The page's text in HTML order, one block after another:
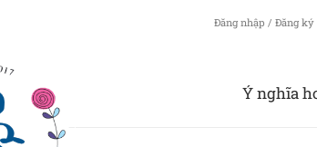
Đăng nhập / Đăng ký
Ý nghĩa